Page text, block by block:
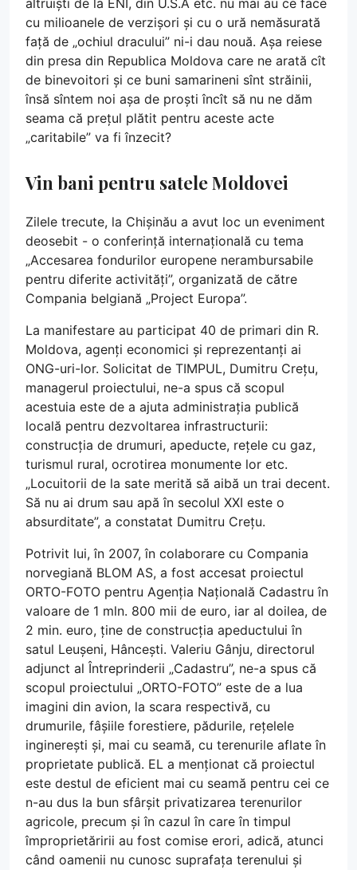
altruiști de la ENI, din U.S.A etc. nu mai au ce face
cu milioanele de verzișori și cu o ură nemăsurată
față de „ochiul dracului” ni-i dau nouă. Așa reiese
din presa din Republica Moldova care ne arată cît
de binevoitori și ce buni samarineni sînt străinii,
însă sîntem noi așa de proști încît să nu ne dăm
seama că prețul plătit pentru aceste acte
„caritabile” va fi înzecit?
Vin bani pentru satele Moldovei
Zilele trecute, la Chișinău a avut loc un eveniment
deosebit - o conferință internațională cu tema
„Accesarea fondurilor europene nerambursabile
pentru diferite activități”, organizată de către
Compania belgiană „Project Europa”.
La manifestare au participat 40 de primari din R.
Moldova, agenți economici și reprezentanți ai
ONG-uri-lor. Solicitat de TIMPUL, Dumitru Crețu,
managerul proiectului, ne-a spus că scopul
acestuia este de a ajuta administrația publică
locală pentru dezvoltarea infrastructurii:
construcția de drumuri, apeducte, rețele cu gaz,
turismul rural, ocrotirea monumente lor etc.
„Locuitorii de la sate merită să aibă un trai decent.
Să nu ai drum sau apă în secolul XXI este o
absurditate”, a constatat Dumitru Crețu.
Potrivit lui, în 2007, în colaborare cu Compania
norvegiană BLOM AS, a fost accesat proiectul
ORTO-FOTO pentru Agenția Națională Cadastru în
valoare de 1 mln. 800 mii de euro, iar al doilea, de
2 min. euro, ține de construcția apeductului în
satul Leușeni, Hâncești. Valeriu Gânju, directorul
adjunct al Întreprinderii „Cadastru”, ne-a spus că
scopul proiectului „ORTO-FOTO” este de a lua
imagini din avion, la scara respectivă, cu
drumurile, fâșiile forestiere, pădurile, rețelele
inginerești și, mai cu seamă, cu terenurile aflate în
proprietate publică. EL a menționat că proiectul
este destul de eficient mai cu seamă pentru cei ce
n-au dus la bun sfârșit privatizarea terenurilor
agricole, precum și în cazul în care în timpul
împroprietăririi au fost comise erori, adică, atunci
când oamenii nu cunosc suprafața terenului și